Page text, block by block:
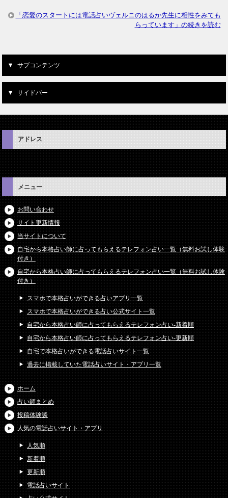
「恋愛のスタートには電話占いヴェルニのはるか先生に相性をみても
らっています」の続きを読む
サブコンテンツ
サイドバー
アドレス
メニュー
お問い合わせ
サイト更新情報
当サイトについて
自宅から本格占い師に占ってもらえるテレフォン占い一覧（無料お試し体験
付き）
自宅から本格占い師に占ってもらえるテレフォン占い一覧（無料お試し体験
付き）
スマホで本格占いができる占いアプリ一覧
スマホで本格占いができる占い公式サイト一覧
自宅から本格占い師に占ってもらえるテレフォン占い-新着順
自宅から本格占い師に占ってもらえるテレフォン占い-更新順
自宅で本格占いができる電話占いサイト一覧
過去に掲載していた電話占いサイト・アプリ一覧
ホーム
占い師まとめ
投稿体験談
人気の電話占いサイト・アプリ
人気順
新着順
更新順
電話占いサイト